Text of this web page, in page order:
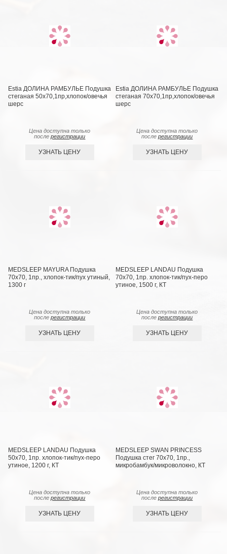
Estia ДОЛИНА РАМБУЛЬЕ Подушка
стеганая 50х70,1пр,хлопок/овечья
шерс
Цена доступна только
послерегистрации
УЗНАТЬ ЦЕНУ
Estia ДОЛИНА РАМБУЛЬЕ Подушка
стеганая 70х70,1пр,хлопок/овечья
шерс
Цена доступна только
послерегистрации
УЗНАТЬ ЦЕНУ
MEDSLEEP MAYURA Подушка
70х70, 1пр., хлопок-тик/пух утиный,
1300 г
Цена доступна только
послерегистрации
УЗНАТЬ ЦЕНУ
MEDSLEEP LANDAU Подушка
70х70, 1пр. хлопок-тик/пух-перо
утиное, 1500 г, КТ
Цена доступна только
послерегистрации
УЗНАТЬ ЦЕНУ
MEDSLEEP LANDAU Подушка
50х70, 1пр. хлопок-тик/пух-перо
утиное, 1200 г, КТ
Цена доступна только
послерегистрации
УЗНАТЬ ЦЕНУ
MEDSLEEP SWAN PRINCESS
Подушка стег 70х70, 1пр.,
микробамбук/микроволокно, КТ
Цена доступна только
послерегистрации
УЗНАТЬ ЦЕНУ